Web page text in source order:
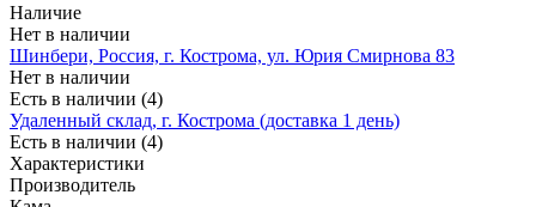
Наличие
Нет в наличии
Шинбери, Россия, г. Кострома, ул. Юрия Смирнова 83
Нет в наличии
Есть в наличии (4)
Удаленный склад, г. Кострома (доставка 1 день)
Есть в наличии (4)
Характеристики
Производитель